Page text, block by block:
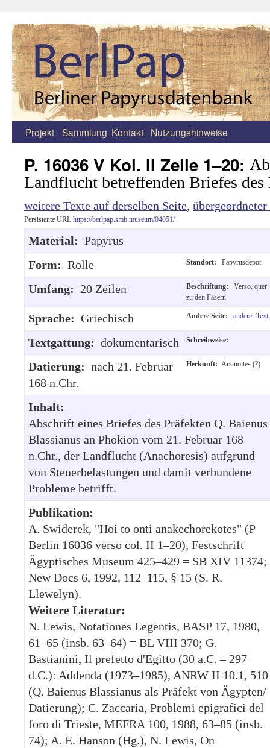
Zum
springen
Projekt Sammlung Kontakt Nutzungshinweise
P. 16036 V Kol. II Zeile 1–20:
Landflucht betreffenden Briefes des
weitere Texte auf derselben Seite, übergeordneter
Persistente URL https://berlpap.smb.museum/04051/
Material: Papyrus
Form: Rolle Standort: Papyrusdepot
Umfang: 20 Zeilen Beschriftung:
Verso, quer
zu den Fasern
Sprache: Griechisch Andere Seite: anderer Text
Textgattung: dokumentarisch Schreibweise:
Datierung: nach 21. Februar
168 n.Chr.
Herkunft: Arsinoites (?)
Inhalt:
Abschrift eines Briefes des Präfekten Q. Baienus
Blassianus an Phokion vom 21. Februar 168
n.Chr., der Landflucht (Anachoresis) aufgrund
von Steuerbelastungen und damit verbundene
Probleme betrifft.
Publikation:
A. Swiderek, "Hoi to onti anakechorekotes" (P
Berlin 16036 verso col. II 1–20), Festschrift
Ägyptisches Museum 425–429 = SB XIV 11374;
New Docs 6, 1992, 112–115, § 15 (S. R.
Llewelyn).
Weitere Literatur:
N. Lewis, Notationes Legentis, BASP 17, 1980,
61–65 (insb. 63–64) = BL VIII 370; G.
Bastianini, Il prefetto d'Egitto (30 a.C. – 297
d.C.): Addenda (1973–1985), ANRW II 10.1, 510
(Q. Baienus Blassianus als Präfekt von Ägypten/
Datierung); C. Zaccaria, Problemi epigrafici del
foro di Trieste, MEFRA 100, 1988, 63–85 (insb.
74); A. E. Hanson (Hg.), N. Lewis, On